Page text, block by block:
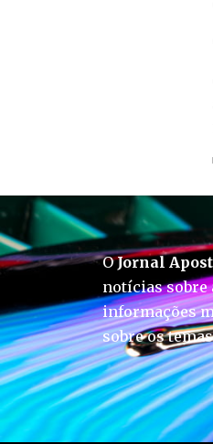
OJornal
notícias sobre
informações
sobre os